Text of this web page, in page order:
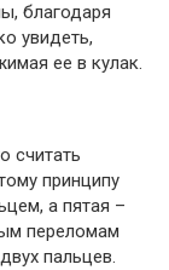
благодаря
увидеть,
ее в кулак.
считать
принципу
а пятая –
переломам
пальцев.